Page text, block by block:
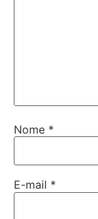
Nome *
E-mail *